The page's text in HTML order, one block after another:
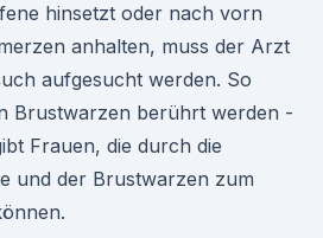
hinsetzt oder nach vorn
anhalten, muss der Arzt
aufgesucht werden. So
Brustwarzen berührt werden -
Frauen, die durch die
und der Brustwarzen zum